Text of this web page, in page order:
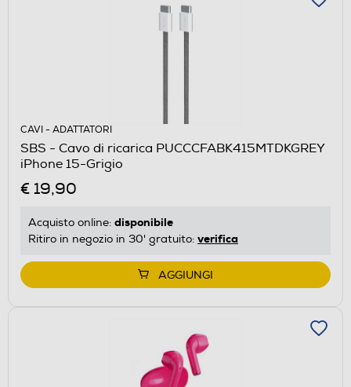
CAVI - ADATTATORI
SBS - Cavo di ricarica PUCCCFABK415MTDKGREY
iPhone 15-Grigio
€ 19,90
Acquisto online: disponibile
Ritiro in negozio in 30' gratuito: verifica
AGGIUNGI